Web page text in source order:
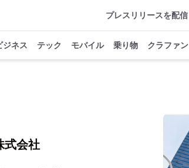
プレスリリースを配信
ジネス テック モバイル 乗り物 クラファン
式会社